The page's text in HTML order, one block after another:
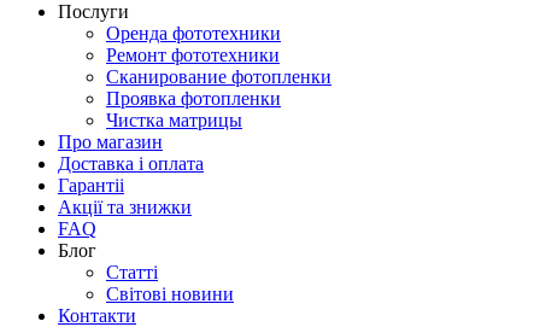
Послуги
Оренда фототехники
Ремонт фототехники
Сканирование фотопленки
Проявка фотопленки
Чистка матрицы
Про магазин
Доставка і оплата
Гарантіі
Акції та знижки
FAQ
Блог
Статті
Світові новини
Контакти